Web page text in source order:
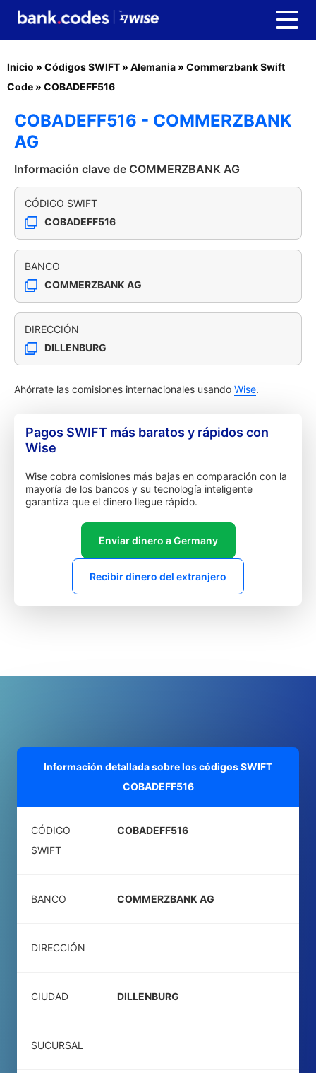
Inicio » Códigos SWIFT » Alemania » Commerzbank Swift
Code » COBADEFF516
COBADEFF516 - COMMERZBANK
AG
Información clave de COMMERZBANK AG
CÓDIGO SWIFT
COBADEFF516
BANCO
COMMERZBANK AG
DIRECCIÓN
DILLENBURG
Ahórrate las comisiones internacionales usando Wise.
Pagos SWIFT más baratos y rápidos con
Wise
Wise cobra comisiones más bajas en comparación con la
mayoría de los bancos y su tecnología inteligente
garantiza que el dinero llegue rápido.
Enviar dinero a Germany
Recibir dinero del extranjero
Información detallada sobre los códigos SWIFT
COBADEFF516
CÓDIGO
SWIFT
COBADEFF516
BANCO COMMERZBANK AG
DIRECCIÓN
CIUDAD DILLENBURG
SUCURSAL